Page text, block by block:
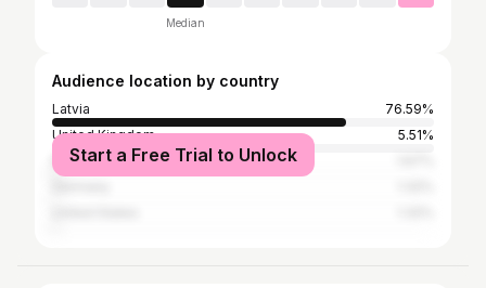
Median
Audience location by country
Latvia
76.59%
United Kingdom
5.51%
Russia
Start a Free Trial to Unlock